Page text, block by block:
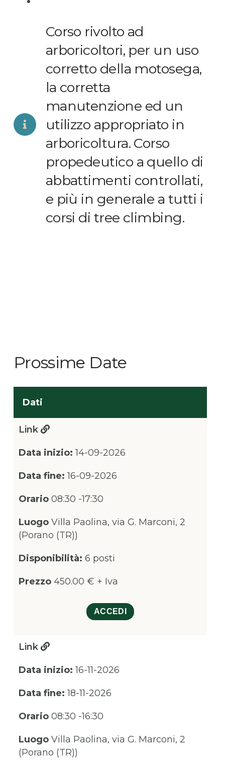
Corso rivolto ad
arboricoltori, per un uso
corretto della motosega,
la corretta
manutenzione ed un
utilizzo appropriato in
arboricoltura. Corso
propedeutico a quello di
abbattimenti controllati,
e più in generale a tutti i
corsi di tree climbing.
Prossime Date
Dati
Link
Data inizio: 14-09-2026
Data fine: 16-09-2026
Orario 08:30 -17:30
Luogo Villa Paolina, via G. Marconi, 2
(Porano (TR))
Disponibilità: 6 posti
Prezzo 450.00 € + Iva
ACCEDI
Link
Data inizio: 16-11-2026
Data fine: 18-11-2026
Orario 08:30 -16:30
Luogo Villa Paolina, via G. Marconi, 2
(Porano (TR))